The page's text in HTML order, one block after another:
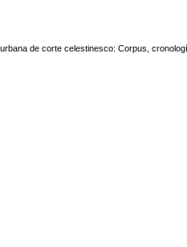
de corte celestinesco: Corpus,